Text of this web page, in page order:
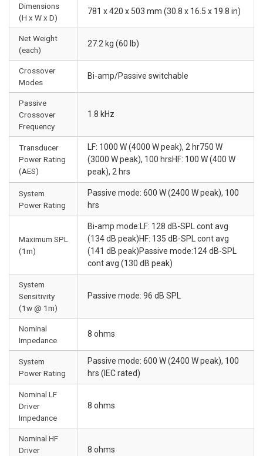
Dimensions
(H x W x D)
781 x 420 x 503 mm (30.8 x 16.5 x 19.8 in)
Net Weight
(each)
27.2 kg (60 lb)
Crossover
Modes
Bi-amp/Passive switchable
Passive
Crossover
Frequency
1.8 kHz
Transducer
Power Rating
(AES)
LF: 1000 W (4000 W peak), 2 hr750 W
(3000 W peak), 100 hrsHF: 100 W (400 W
peak), 2 hrs
System
Power Rating
Passive mode: 600 W (2400 W peak), 100
hrs
Maximum SPL
(1m)
Bi-amp mode:LF: 128 dB-SPL cont avg
(134 dB peak)HF: 135 dB-SPL cont avg
(141 dB peak)Passive mode:124 dB-SPL
cont avg (130 dB peak)
System
Sensitivity
(1w @ 1m)
Passive mode: 96 dB SPL
Nominal
Impedance
8 ohms
System
Power Rating
Passive mode: 600 W (2400 W peak), 100
hrs (IEC rated)
Nominal LF
Driver
Impedance
8 ohms
Nominal HF
Driver
8 ohms